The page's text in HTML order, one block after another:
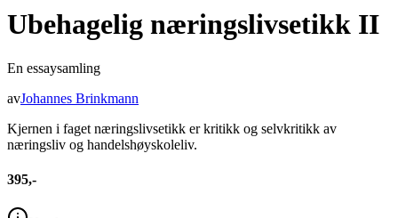
Ubehagelig næringslivsetikk II
En essaysamling
avJohannes Brinkmann
Kjernen i faget næringslivsetikk er kritikk og selvkritikk av
næringsliv og handelshøyskoleliv.
395,-